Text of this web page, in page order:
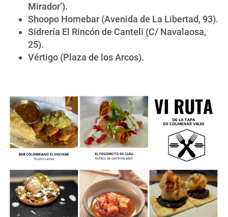
Mirador’).
Shoopo Homebar (Avenida de La Libertad, 93).
Sidrería El Rincón de Canteli (C/ Navalaosa,
25).
Vértigo (Plaza de los Arcos).